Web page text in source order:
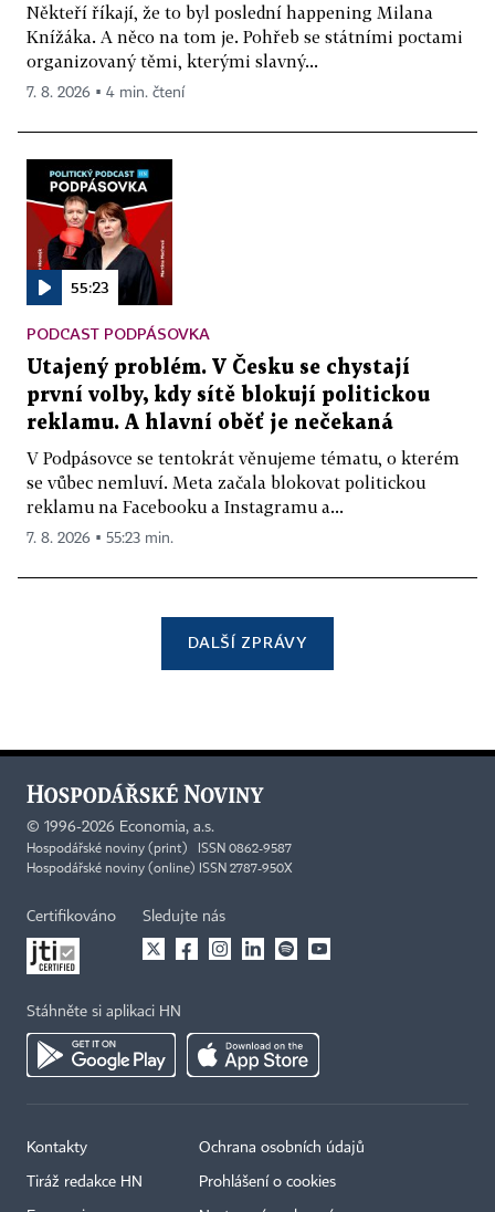
Někteří říkají, že to byl poslední happening Milana
Knížáka. A něco na tom je. Pohřeb se státními poctami
organizovaný těmi, kterými slavný...
7. 8. 2026 ▪ 4 min. čtení
55:23
PODCAST PODPÁSOVKA
Utajený problém. V Česku se chystají
první volby, kdy sítě blokují politickou
reklamu. A hlavní oběť je nečekaná
V Podpásovce se tentokrát věnujeme tématu, o kterém
se vůbec nemluví. Meta začala blokovat politickou
reklamu na Facebooku a Instagramu a...
7. 8. 2026 ▪ 55:23 min.
DALŠÍ ZPRÁVY
© 1996-2026 Economia, a.s.
Hospodářské noviny (print) ISSN 0862-9587
Hospodářské noviny (online) ISSN 2787-950X
Certifikováno Sledujte nás
Stáhněte si aplikaci HN
Kontakty
Tiráž redakce HN
Ochrana osobních údajů
Prohlášení o cookies